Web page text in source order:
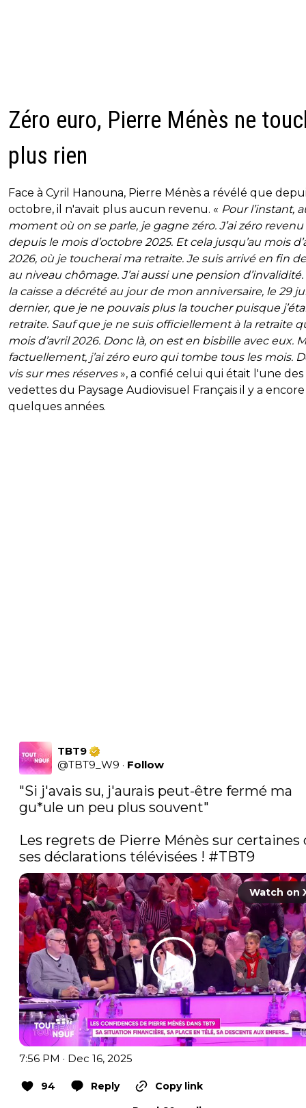
Zéro euro, Pierre Ménès ne
plus rien
Face à Cyril Hanouna, Pierre Ménès a révélé que
octobre, il n'avait plus aucun revenu. « Pour l’instant,
moment où on se parle, je gagne zéro. J’ai zéro revenu
depuis le mois d’octobre 2025. Et cela jusqu’au mois
2026, où je toucherai ma retraite. Je suis arrivé en fin
au niveau chômage. J’ai aussi une pension d’invalidité.
la caisse a décrété au jour de mon anniversaire, le 29
dernier, que je ne pouvais plus la toucher puisque
retraite. Sauf que je ne suis officiellement à la retraite
mois d’avril 2026. Donc là, on est en bisbille avec eux.
factuellement, j’ai zéro euro qui tombe tous les mois.
vis sur mes réserves», a confié celui qui était l'une des
vedettes du Paysage Audiovisuel Français il y a encore
quelques années.
TBT9
@TBT9_W9 · Follow
"Si j'avais su, j'aurais peut-être fermé ma
gu*ule un peu plus souvent"
Les regrets de Pierre Ménès sur certaines
ses déclarations télévisées ! #TBT9
Watch on
7:56 PM · Dec 16, 2025
94 Reply
Copy link